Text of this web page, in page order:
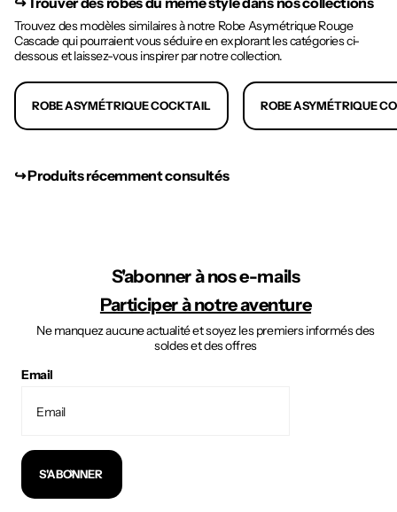
Trouvez des modèles similaires à notre Robe Asymétrique Rouge
Cascade qui pourraient vous séduire en explorant les catégories ci-
dessous et laissez-vous inspirer par notre collection.
ROBE ASYMÉTRIQUE COCKTAIL ROBE ASYMÉTRIQUE
↪︎ Produits récemment consultés
S'abonner à nos e-mails
Participer à notre aventure
Ne manquez aucune actualité et soyez les premiers informés des
soldes et des offres
Email
S'ABONNER